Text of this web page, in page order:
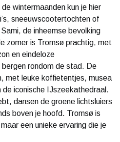
wintermaanden kun je hier
sneeuwscootertochten of
de inheemse bevolking
zomer is Tromsø prachtig, met
en eindeloze
rondom de stad. De
met leuke koffietentjes, musea
de iconische IJszeekathedraal.
dansen de groene lichtsluiers
boven je hoofd. Tromsø is
een unieke ervaring die je